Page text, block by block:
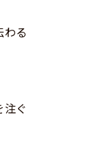
わる
注ぐ